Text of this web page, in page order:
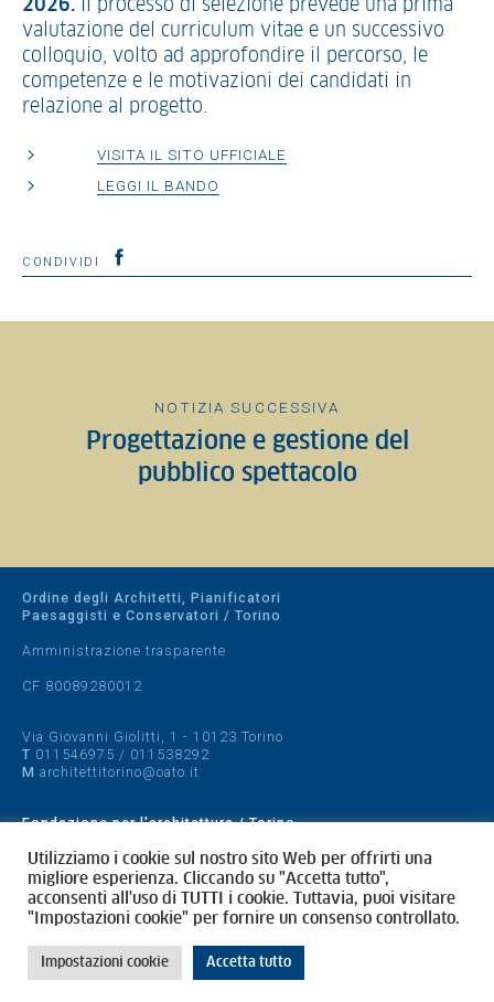
2026. Il processo di selezione prevede una prima
valutazione del curriculum vitae e un successivo
colloquio, volto ad approfondire il percorso, le
competenze e le motivazioni dei candidati in
relazione al progetto.
VISITA IL SITO UFFICIALE
LEGGI IL BANDO
CONDIVIDI
NOTIZIA SUCCESSIVA
Progettazione e gestione del
pubblico spettacolo
Ordine degli Architetti, Pianificatori
Paesaggisti e Conservatori / Torino
Amministrazione trasparente
CF 80089280012
Via Giovanni Giolitti, 1 - 10123 Torino
T 011546975 / 011538292
M architettitorino@oato.it
Fondazione per l'architettura / Torino
Designed by quattrolinee.it
Cookie Policy
Privacy Policy
Utilizziamo i cookie sul nostro sito Web per offrirti una
migliore esperienza. Cliccando su "Accetta tutto",
acconsenti all'uso di TUTTI i cookie. Tuttavia, puoi visitare
"Impostazioni cookie" per fornire un consenso controllato.
Impostazioni cookie Accetta tutto